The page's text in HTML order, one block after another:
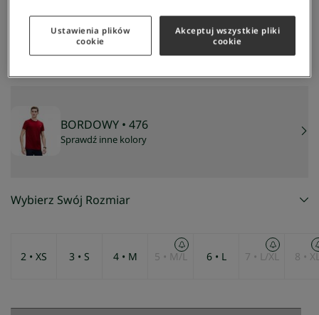
NAJNIŻSZA CENA Z 30 DNI: 179 zł
BORDOWY • 476
Sprawdź inne kolory
Wybierz Swój Rozmiar
2 • XS 3 • S 4 • M 5 • M/L 6 • L 7 • L/XL 8 •
Ustawienia plików
cookie
Akceptuj wszystkie pliki
cookie